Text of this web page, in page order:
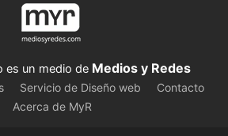
es un medio de Medios y Redes
Servicio de Diseño web
Contacto
Acerca de MyR